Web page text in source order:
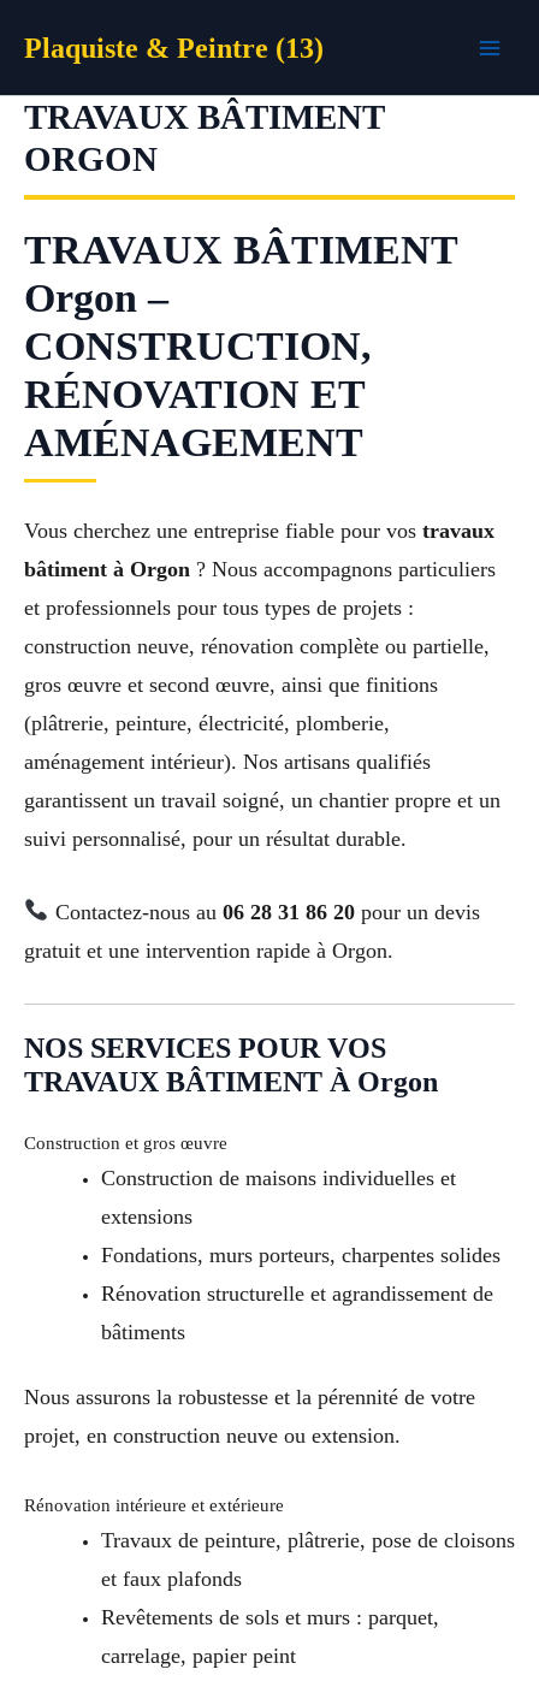
Plaquiste & Peintre (13)
TRAVAUX BÂTIMENT
ORGON
TRAVAUX BÂTIMENT
Orgon –
CONSTRUCTION,
RÉNOVATION ET
AMÉNAGEMENT
Vous cherchez une entreprise fiable pour vos travaux
bâtiment à Orgon ? Nous accompagnons particuliers
et professionnels pour tous types de projets :
construction neuve, rénovation complète ou partielle,
gros œuvre et second œuvre, ainsi que finitions
(plâtrerie, peinture, électricité, plomberie,
aménagement intérieur). Nos artisans qualifiés
garantissent un travail soigné, un chantier propre et un
suivi personnalisé, pour un résultat durable.
Contactez-nous au 06 28 31 86 20pour un devis
gratuit et une intervention rapide à Orgon.
NOS SERVICES POUR VOS
TRAVAUX BÂTIMENT À Orgon
Construction et gros œuvre
Construction de maisons individuelles et
extensions
Fondations, murs porteurs, charpentes solides
Rénovation structurelle et agrandissement de
bâtiments
Nous assurons la robustesse et la pérennité de votre
projet, en construction neuve ou extension.
Rénovation intérieure et extérieure
Travaux de peinture, plâtrerie, pose de cloisons
et faux plafonds
Revêtements de sols et murs : parquet,
carrelage, papier peint